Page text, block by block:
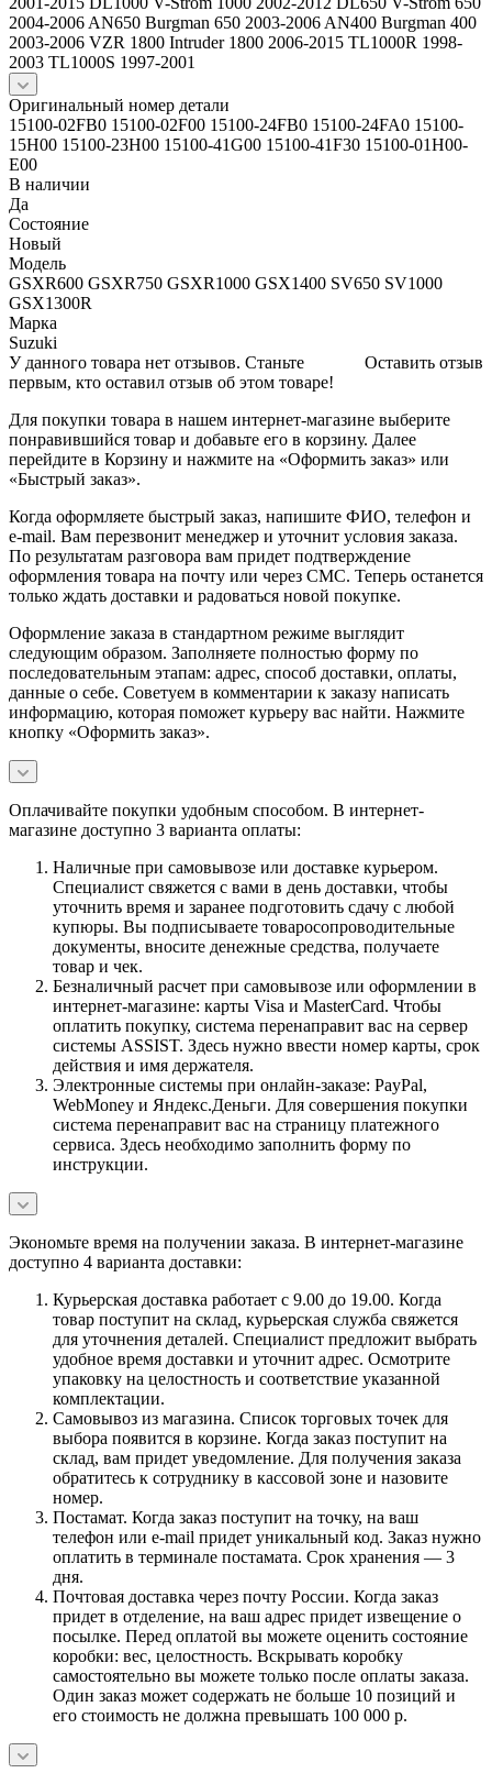
2004-2006 AN650 Burgman 650 2003-2006 AN400 Burgman 400
2003-2006 VZR 1800 Intruder 1800 2006-2015 TL1000R 1998-
2003 TL1000S 1997-2001
Оригинальный номер детали
15100-02FB0 15100-02F00 15100-24FB0 15100-24FA0 15100-
15H00 15100-23H00 15100-41G00 15100-41F30 15100-01H00-
E00
В наличии
Да
Состояние
Новый
Модель
GSXR600 GSXR750 GSXR1000 GSX1400 SV650 SV1000
GSX1300R
Марка
Suzuki
Оставить отзыв
У данного товара нет отзывов. Станьте
первым, кто оставил отзыв об этом товаре!
Для покупки товара в нашем интернет-магазине выберите
понравившийся товар и добавьте его в корзину. Далее
перейдите в Корзину и нажмите на «Оформить заказ» или
«Быстрый заказ».
Когда оформляете быстрый заказ, напишите ФИО, телефон и
e-mail. Вам перезвонит менеджер и уточнит условия заказа.
По результатам разговора вам придет подтверждение
оформления товара на почту или через СМС. Теперь останется
только ждать доставки и радоваться новой покупке.
Оформление заказа в стандартном режиме выглядит
следующим образом. Заполняете полностью форму по
последовательным этапам: адрес, способ доставки, оплаты,
данные о себе. Советуем в комментарии к заказу написать
информацию, которая поможет курьеру вас найти. Нажмите
кнопку «Оформить заказ».
Оплачивайте покупки удобным способом. В интернет-
магазине доступно 3 варианта оплаты:
Наличные при самовывозе или доставке курьером.
Специалист свяжется с вами в день доставки, чтобы
уточнить время и заранее подготовить сдачу с любой
купюры. Вы подписываете товаросопроводительные
документы, вносите денежные средства, получаете
товар и чек.
Безналичный расчет при самовывозе или оформлении в
интернет-магазине: карты Visa и MasterCard. Чтобы
оплатить покупку, система перенаправит вас на сервер
системы ASSIST. Здесь нужно ввести номер карты, срок
действия и имя держателя.
Электронные системы при онлайн-заказе: PayPal,
WebMoney и Яндекс.Деньги. Для совершения покупки
система перенаправит вас на страницу платежного
сервиса. Здесь необходимо заполнить форму по
инструкции.
Экономьте время на получении заказа. В интернет-магазине
доступно 4 варианта доставки:
Курьерская доставка работает с 9.00 до 19.00. Когда
товар поступит на склад, курьерская служба свяжется
для уточнения деталей. Специалист предложит выбрать
удобное время доставки и уточнит адрес. Осмотрите
упаковку на целостность и соответствие указанной
комплектации.
Самовывоз из магазина. Список торговых точек для
выбора появится в корзине. Когда заказ поступит на
склад, вам придет уведомление. Для получения заказа
обратитесь к сотруднику в кассовой зоне и назовите
номер.
Постамат. Когда заказ поступит на точку, на ваш
телефон или e-mail придет уникальный код. Заказ нужно
оплатить в терминале постамата. Срок хранения — 3
дня.
Почтовая доставка через почту России. Когда заказ
придет в отделение, на ваш адрес придет извещение о
посылке. Перед оплатой вы можете оценить состояние
коробки: вес, целостность. Вскрывать коробку
самостоятельно вы можете только после оплаты заказа.
Один заказ может содержать не больше 10 позиций и
его стоимость не должна превышать 100 000 р.